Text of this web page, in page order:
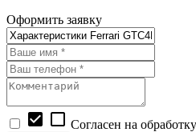
Оформить заявку
check_box check_box_outline_blank Согласен на